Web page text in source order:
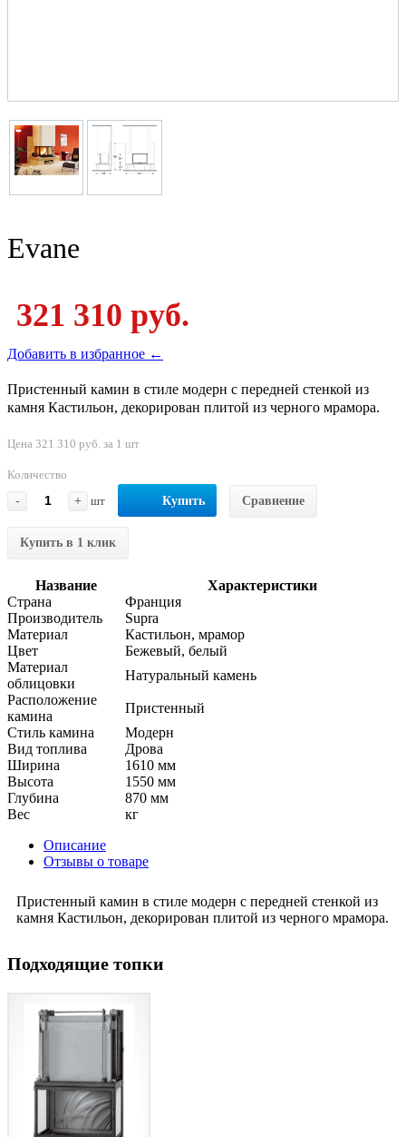
Evane
321 310 руб.
Добавить в избранное ←
Пристенный камин в стиле модерн с передней стенкой из
камня Кастильон, декорирован плитой из черного мрамора.
Цена 321 310 руб. за 1 шт
Количество
-
+ шт Купить Сравнение
Купить в 1 клик
Название
Характеристики
Страна
Франция
Производитель
Supra
Материал
Кастильон, мрамор
Цвет
Бежевый, белый
Материал
облицовки
Натуральный камень
Расположение
камина
Пристенный
Стиль камина
Модерн
Вид топлива
Дрова
Ширина
1610 мм
Высота
1550 мм
Глубина
870 мм
Вес
кг
Описание
Отзывы о товаре
Пристенный камин в стиле модерн с передней стенкой из
камня Кастильон, декорирован плитой из черного мрамора.
Подходящие топки